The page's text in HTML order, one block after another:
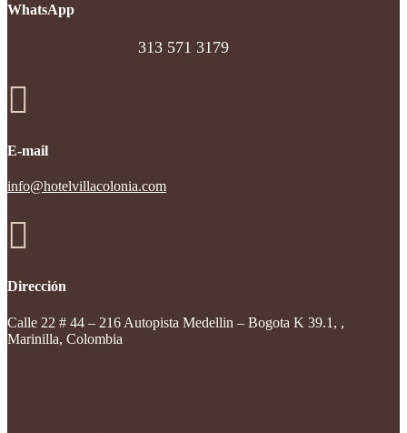
WhatsApp
313 571 3179

E-mail
info@hotelvillacolonia.com

Dirección
Calle 22 # 44 – 216 Autopista Medellin – Bogota K 39.1, ,
Marinilla, Colombia